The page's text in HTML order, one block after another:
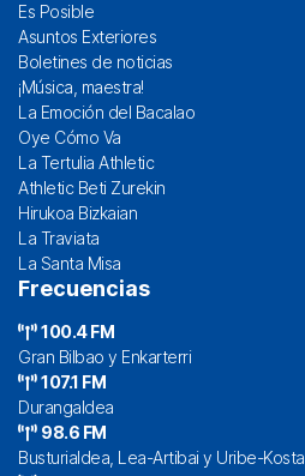
Es Posible
Asuntos Exteriores
Boletines de noticias
¡Música, maestra!
La Emoción del Bacalao
Oye Cómo Va
La Tertulia Athletic
Athletic Beti Zurekin
Hirukoa Bizkaian
La Traviata
La Santa Misa
Frecuencias
100.4 FM
Gran Bilbao y Enkarterri
107.1 FM
Durangaldea
98.6 FM
Busturialdea, Lea-Artibai y Uribe-Kosta